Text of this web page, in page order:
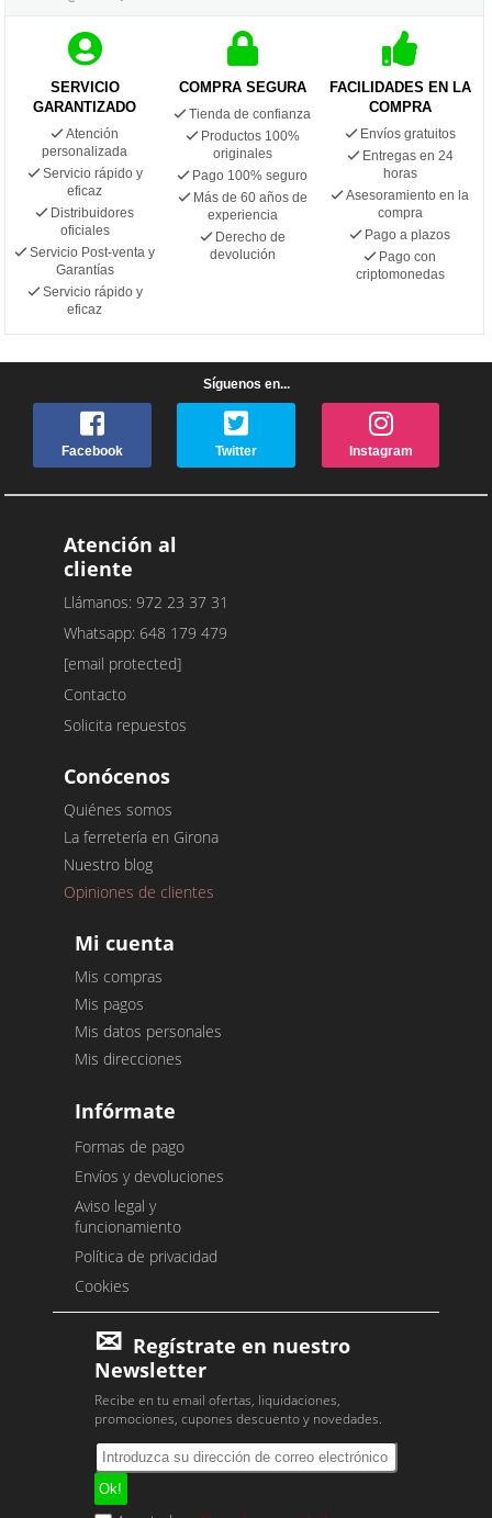
SERVICIO
GARANTIZADO
Atención
personalizada
Servicio rápido y
eficaz
Distribuidores
oficiales
Servicio Post-venta y
Garantías
Servicio rápido y
eficaz
COMPRA SEGURA
Tienda de confianza
Productos 100%
originales
Pago 100% seguro
Más de 60 años de
experiencia
Derecho de
devolución
FACILIDADES EN LA
COMPRA
Envíos gratuitos
Entregas en 24
horas
Asesoramiento en la
compra
Pago a plazos
Pago con
criptomonedas
Síguenos en...
Facebook Twitter Instagram
Atención al
cliente
Llámanos: 972 23 37 31
Whatsapp: 648 179 479
[email protected]
Contacto
Solicita repuestos
Conócenos
Quiénes somos
La ferretería en Girona
Nuestro blog
Opiniones de clientes
Mi cuenta
Mis compras
Mis pagos
Mis datos personales
Mis direcciones
Infórmate
Formas de pago
Envíos y devoluciones
Aviso legal y
funcionamiento
Política de privacidad
Cookies
Regístrate en nuestro
Newsletter
Recibe en tu email ofertas, liquidaciones,
promociones, cupones descuento y novedades.